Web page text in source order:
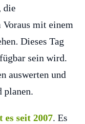
die
Voraus mit einem
Dieses Tag
sein wird.
auswerten und
planen.
es seit 2007. Es